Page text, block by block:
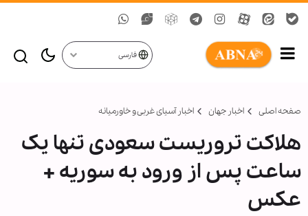
فارسی
صفحه اصلی اخبار جهان اخبار آسیای غربی و خاورمیانه
هلاکت تروریست سعودی تنها یک
ساعت پس از ورود به سوریه +
عکس